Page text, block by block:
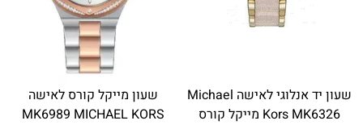
שעון יד אנלוגי לאישה Michael
Kors MK6326 מייקל קורס
שעון מייקל קורס לאישה
MK6989 MICHAEL KORS